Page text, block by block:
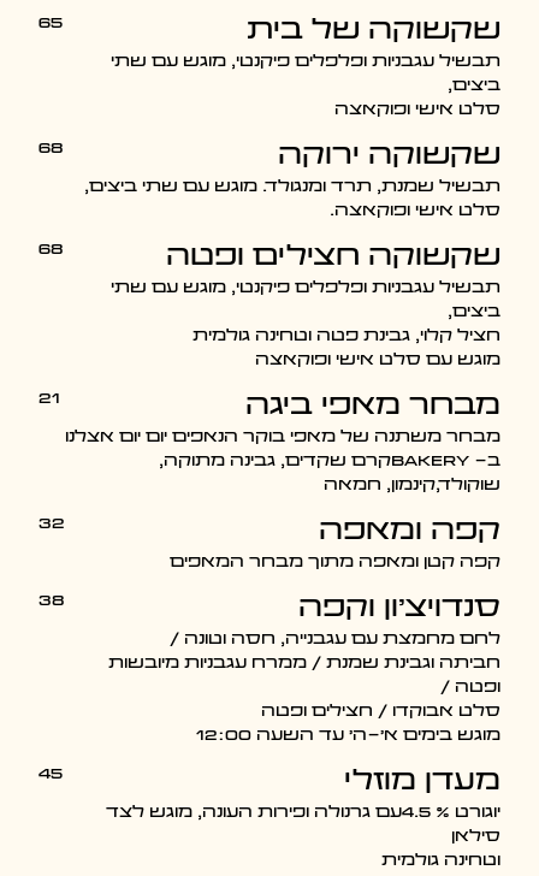
שקשוקה של בית
תבשיל עגבניות ופלפלים פיקנטי, מוגש עם שתי
ביצים,
סלט אישי ופוקאצה
65
שקשוקה ירוקה
תבשיל שמנת, תרד ומנגולד. מוגש עם שתי ביצים,
סלט אישי ופוקאצה.
68
שקשוקה חצילים ופטה
תבשיל עגבניות ופלפלים פיקנטי, מוגש עם שתי
ביצים,
חציל קלוי, גבינת פטה וטחינה גולמית
מוגש עם סלט אישי ופוקאצה
68
מבחר מאפי ביגה
מבחר משתנה של מאפי בוקר הנאפים יום יום אצלנו
ב- Bakeryקרם שקדים, גבינה מתוקה,
שוקולד,קינמון, חמאה
21
קפה ומאפה
קפה קטן ומאפה מתוך מבחר המאפים
32
סנדויצ׳ון וקפה
לחם מחמצת עם עגבנייה, חסה וטונה /
חביתה וגבינת שמנת / ממרח עגבניות מיובשות
ופטה /
סלט אבוקדו / חצילים ופטה
מוגש בימים א׳-ה׳ עד השעה 12:00
38
מעדן מוזלי
יוגורט % 4.5עם גרנולה ופירות העונה, מוגש לצד
סילאן
וטחינה גולמית
45